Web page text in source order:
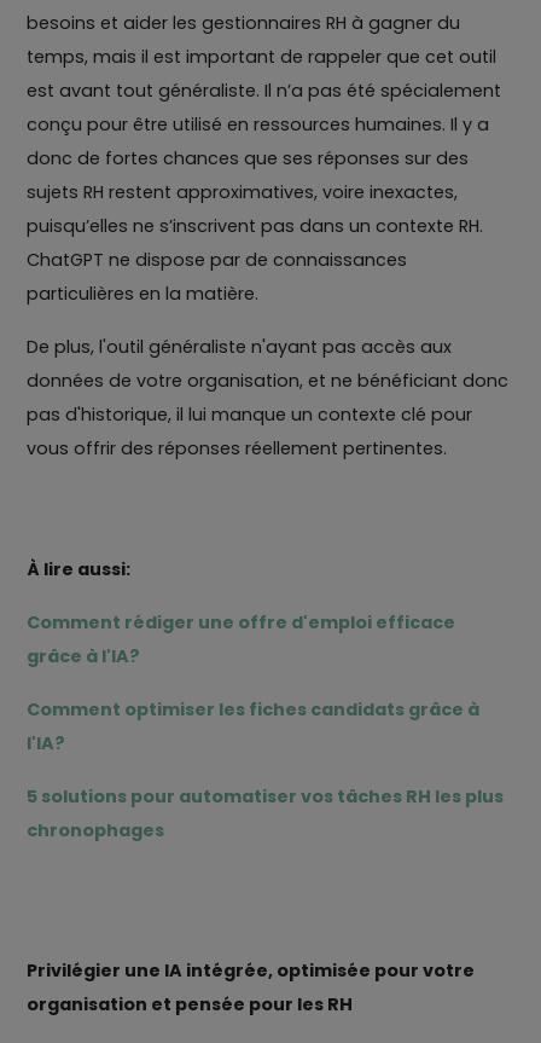
besoins et aider les gestionnaires RH à gagner du
temps, mais il est important de rappeler que cet outil
est avant tout généraliste. Il n’a pas été spécialement
conçu pour être utilisé en ressources humaines. Il y a
donc de fortes chances que ses réponses sur des
sujets RH restent approximatives, voire inexactes,
puisqu’elles ne s’inscrivent pas dans un contexte RH.
ChatGPT ne dispose par de connaissances
particulières en la matière.
De plus, l'outil généraliste n'ayant pas accès aux
données de votre organisation, et ne bénéficiant donc
pas d'historique, il lui manque un contexte clé pour
vous offrir des réponses réellement pertinentes.
À lire aussi:
Comment rédiger une offre d'emploi efficace
grâce à l'IA?
Comment optimiser les fiches candidats grâce à
l'IA?
5 solutions pour automatiser vos tâches RH les plus
chronophages
Privilégier une IA intégrée, optimisée pour votre
organisation et pensée pour les RH